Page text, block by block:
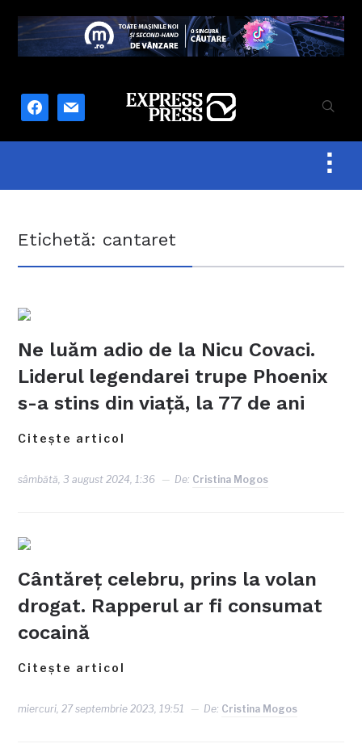
facebook
mail
Etichetă: cantaret
Ne luăm adio de la Nicu Covaci.
Liderul legendarei trupe Phoenix
s-a stins din viață, la 77 de ani
Citește articol
sâmbătă, 3 august 2024, 1:36 De: Cristina Mogos
Cântăreț celebru, prins la volan
drogat. Rapperul ar fi consumat
cocaină
Citește articol
miercuri, 27 septembrie 2023, 19:51 De: Cristina Mogos